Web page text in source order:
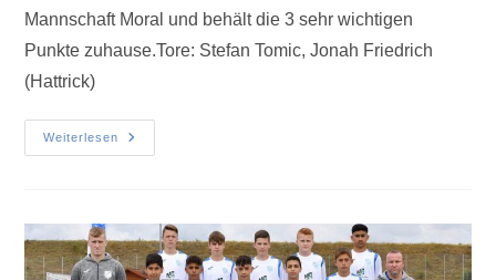
Mannschaft Moral und behält die 3 sehr wichtigen
Punkte zuhause.Tore: Stefan Tomic, Jonah Friedrich
(Hattrick)
Weiterlesen